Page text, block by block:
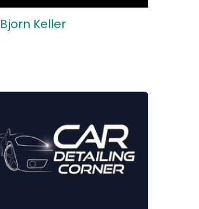
Bjorn Keller